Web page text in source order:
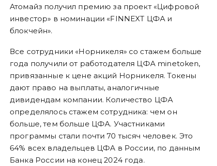
Атомайз получил премию за проект «Цифровой
инвестор» в номинации «FINNEXT ЦФА и
блокчейн».
Все сотрудники «Норникеля» со стажем больше
года получили от работодателя ЦФА minetoken,
привязанные к цене акций Норникеля. Токены
дают право на выплаты, аналогичные
дивидендам компании. Количество ЦФА
определялось стажем сотрудника: чем он
больше, тем больше ЦФА. Участниками
программы стали почти 70 тысяч человек. Это
64% всех владельцев ЦФА в России, по данным
Банка России на конец 2024 года.